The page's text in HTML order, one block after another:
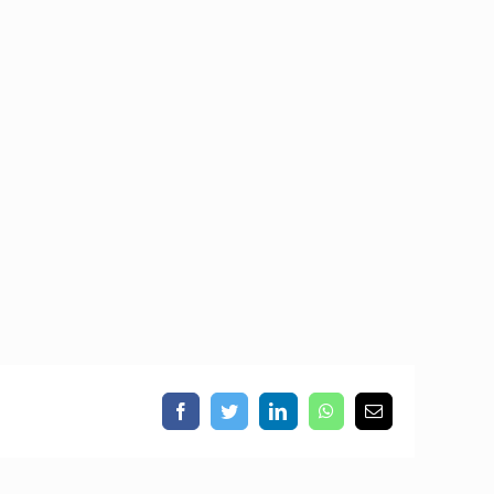
FacebookTwitterLinkedInWhatsApp
Email